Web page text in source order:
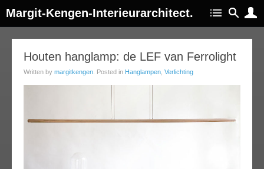
Margit-Kengen-Interieurarchitect.
Houten hanglamp: de LEF van Ferrolight
Written by margitkengen . Posted in Hanglampen Verlichting